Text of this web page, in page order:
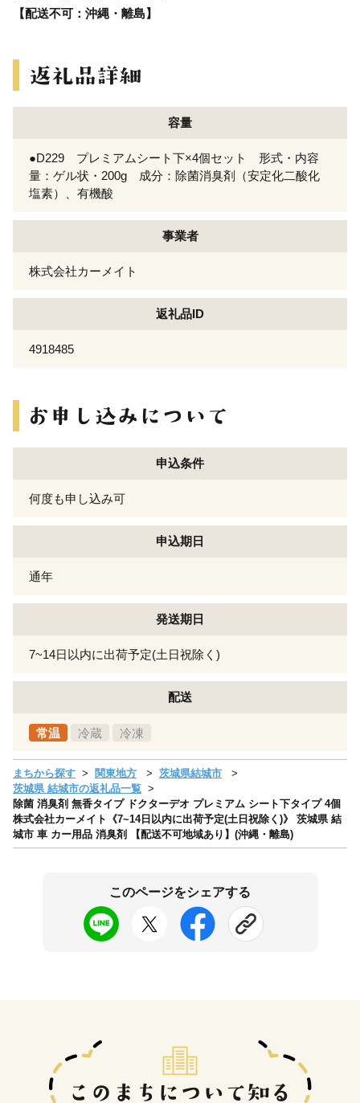
【配送不可：沖縄・離島】
容量
●D229 プレミアムシート下×4個セット 形式・内容
量：ゲル状・200g 成分：除菌消臭剤（安定化二酸化
塩素）、有機酸
事業者
株式会社カーメイト
返礼品ID
4918485
申込条件
何度も申し込み可
申込期日
通年
発送期日
7~14日以内に出荷予定(土日祝除く)
配送
常温 冷蔵 冷凍
まちから探す 関東地方
茨城県結城市
茨城県 結城市の返礼品一覧
除菌 消臭剤 無香タイプ ドクターデオ プレミアム シート下タイプ 4個
株式会社カーメイト《7~14日以内に出荷予定(土日祝除く)》 茨城県 結
城市 車 カー用品 消臭剤 【配送不可地域あり】(沖縄・離島)
このページをシェアする